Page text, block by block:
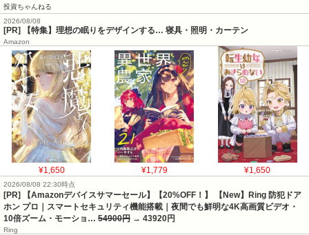
投資ちゃんねる
2026/08/08
[PR] 【特集】理想の眠りをデザインする… 寝具・照明・カーテン
Amazon
¥1,650 ¥1,779 ¥1,650
2026/08/08 22:30時点
[PR] 【Amazonデバイスサマーセール】【20%OFF！】 【New】Ring 防犯ドア
ホン プロ｜スマートセキュリティ機能搭載｜夜間でも鮮明な4K高画質ビデオ・
10倍ズーム・モーショ… 54900円 → 43920円
Ring